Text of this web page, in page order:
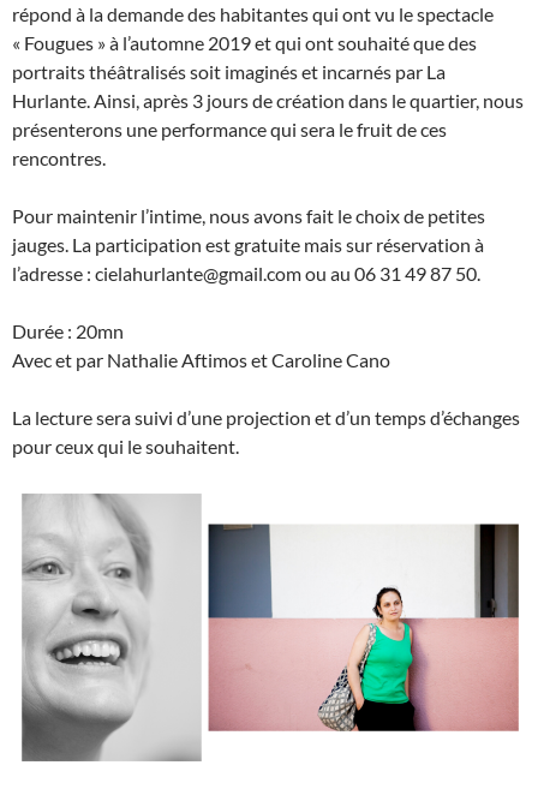
répond à la demande des habitantes qui ont vu le spectacle
« Fougues » à l’automne 2019 et qui ont souhaité que des
portraits théâtralisés soit imaginés et incarnés par La
Hurlante. Ainsi, après 3 jours de création dans le quartier, nous
présenterons une performance qui sera le fruit de ces
rencontres.
Pour maintenir l’intime, nous avons fait le choix de petites
jauges. La participation est gratuite mais sur réservation à
l’adresse : cielahurlante@gmail.com ou au 06 31 49 87 50.
Durée : 20mn
Avec et par Nathalie Aftimos et Caroline Cano
La lecture sera suivi d’une projection et d’un temps d’échanges
pour ceux qui le souhaitent.